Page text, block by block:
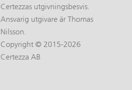
Certezzas utgivningsbesvis.
Ansvarig utgivare är Thomas
Nilsson.
Copyright © 2015-2026
Certezza AB